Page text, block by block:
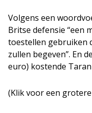
Volgens een
Britse defensie “een
toestellen gebruiken
zullen begeven”. En
euro) kostende
(Klik voor een grotere